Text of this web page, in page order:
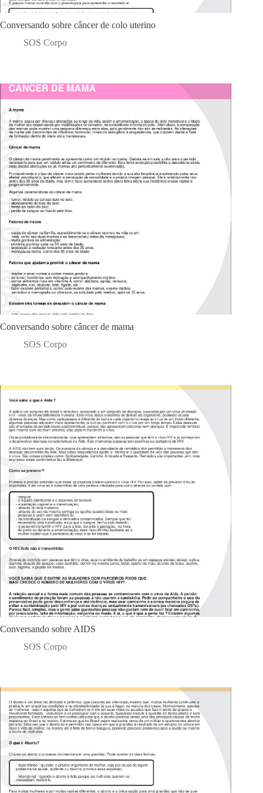
Conversando sobre câncer de colo uterino
SOS Corpo
Conversando sobre câncer de mama
SOS Corpo
Conversando sobre AIDS
SOS Corpo